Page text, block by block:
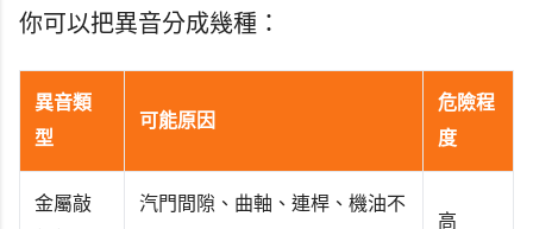
你可以把異音分成幾種：
異音類
型
可能原因
危險程
度
金屬敲
汽門間隙、曲軸、連桿、機油不
高